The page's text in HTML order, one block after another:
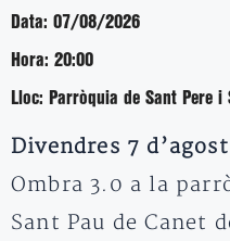
Data: 07/08/2026
Hora: 20:00
Lloc: Parròquia de Sant Pere i
Divendres 7 d’agost
Ombra 3.0 a la
Sant Pau de Canet